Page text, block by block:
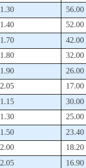
1.30 56.00
1.40 52.00
1.70 42.00
1.80 32.00
1.90 26.00
2.05 17.00
1.15 30.00
1.30 25.00
1.50 23.40
2.00 18.20
2.05 16.90